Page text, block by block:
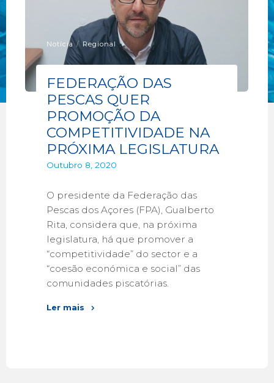
Notícia / Regional
FEDERAÇÃO DAS
PESCAS QUER
PROMOÇÃO DA
COMPETITIVIDADE NA
PRÓXIMA LEGISLATURA
Outubro 8, 2020
O presidente da Federação das
Pescas dos Açores (FPA), Gualberto
Rita, considera que, na próxima
legislatura, há que promover a
“competitividade” do sector e a
“coesão económica e social” das
comunidades piscatórias.
Ler mais